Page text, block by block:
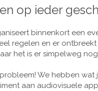
op ieder
binnenkort een
regelen en er
het is er simpelweg
We hebben
aan audiovisuele